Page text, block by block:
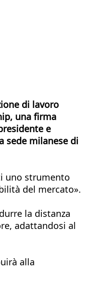
di lavoro
una firma
e
sede milanese di
uno strumento
del mercato».
la distanza
adattandosi al
alla